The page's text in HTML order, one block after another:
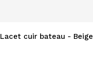
Lacet cuir bateau - Beige